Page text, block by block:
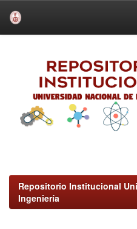
Repositorio Institucional
Ingeniería